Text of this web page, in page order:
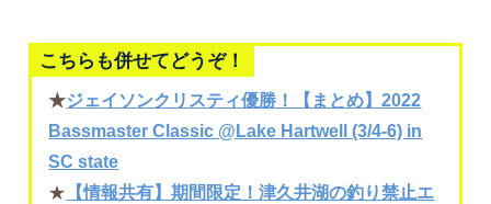
こちらも併せてどうぞ！
★ジェイソンクリスティ優勝！【まとめ】2022
Bassmaster Classic @Lake Hartwell (3/4-6) in
SC state
★ 【情報共有】期間限定！津久井湖の釣り禁止エ